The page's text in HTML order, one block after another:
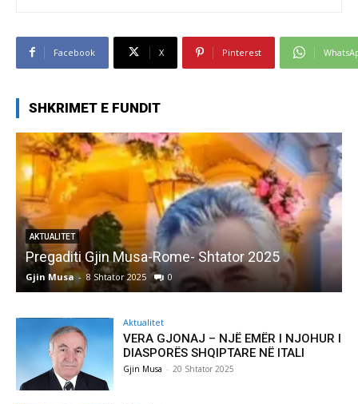
Facebook X Pinterest
SHKRIMET E FUNDIT
AKTUALITET
Pregaditi Gjin Musa-Rome- Shtator 2025
Gjin Musa - 8 Shtator 2025 0
Aktualitet
VERA GJONAJ – NJË EMËR I NJOHUR I
DIASPORËS SHQIPTARE NË ITALI
Gjin Musa - 20 Shtator 2025